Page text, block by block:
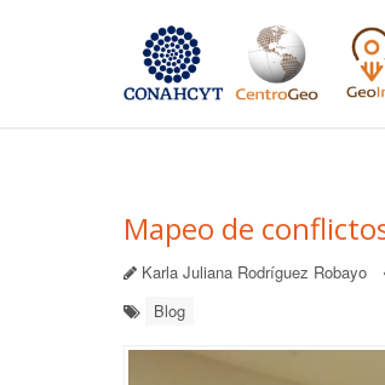
Mapeo de
Karla Juliana Rodríguez Robayo
Blog